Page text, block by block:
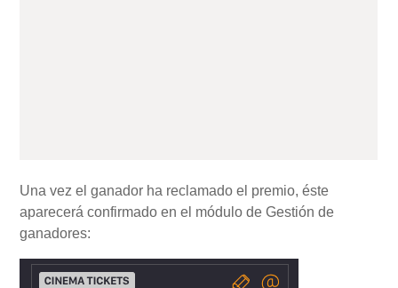
Una vez el ganador ha reclamado el premio, éste
aparecerá confirmado en el módulo de Gestión de
ganadores: